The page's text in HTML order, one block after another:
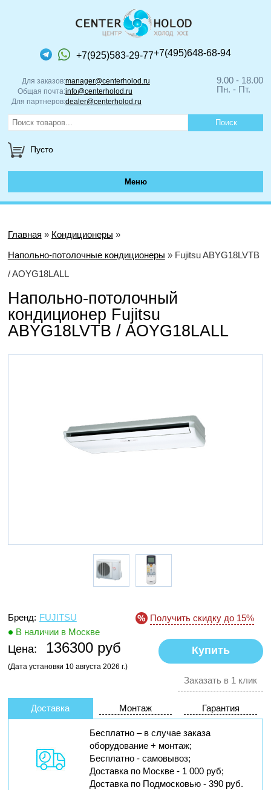
+7(925)583-29-77+7(495)648-68-94
Для заказов:manager@centerholod.ru
Общая почта:info@centerholod.ru
Для партнеров:dealer@centerholod.ru
9.00 - 18.00
Пн. - Пт.
Пусто
Меню
Главная » Кондиционеры »
Напольно-потолочные кондиционеры » Fujitsu ABYG18LVTB
/ AOYG18LALL
Напольно-потолочный
кондиционер Fujitsu
ABYG18LVTB / AOYG18LALL
Бренд: FUJITSU
В наличии в Москве
Цена: 136300 руб
(Дата установки 10 августа 2026 г.)
Получить скидку до 15%
Заказать в 1 клик
Доставка Монтаж Гарантия
Бесплатно – в случае заказа
оборудование + монтаж;
Бесплатно - самовывоз;
Доставка по Москве - 1 000 руб;
Доставка по Подмосковью - 390 руб.